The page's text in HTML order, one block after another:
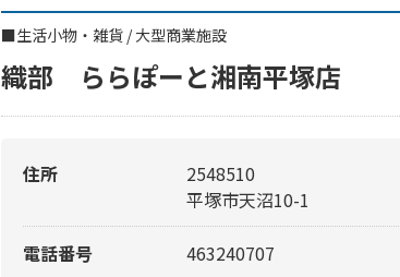
■生活小物・雑貨 /大型商業施設
織部 ららぽーと湘南平塚店
住所
2548510
平塚市天沼10-1
電話番号 463240707